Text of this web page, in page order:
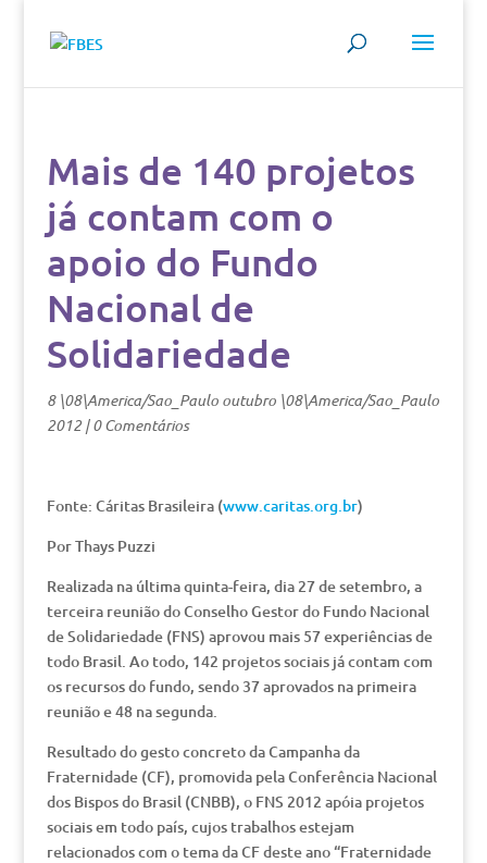
Mais de 140 projetos
já contam com o
apoio do Fundo
Nacional de
Solidariedade
8 \08\America/Sao_Paulo outubro \08\America/Sao_Paulo
2012|0 Comentários
Fonte: Cáritas Brasileira (www.caritas.org.br)
Por Thays Puzzi
Realizada na última quinta-feira, dia 27 de setembro, a
terceira reunião do Conselho Gestor do Fundo Nacional
de Solidariedade (FNS) aprovou mais 57 experiências de
todo Brasil. Ao todo, 142 projetos sociais já contam com
os recursos do fundo, sendo 37 aprovados na primeira
reunião e 48 na segunda.
Resultado do gesto concreto da Campanha da
Fraternidade (CF), promovida pela Conferência Nacional
dos Bispos do Brasil (CNBB), o FNS 2012 apóia projetos
sociais em todo país, cujos trabalhos estejam
relacionados com o tema da CF deste ano “Fraternidade